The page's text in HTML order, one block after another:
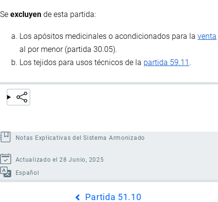
Se excluyen de esta partida:
Los apósitos medicinales o acondicionados para la venta
al por menor (partida 30.05).
Los tejidos para usos técnicos de la partida 59.11 .
Notas Explicativas del Sistema Armonizado
Actualizado el 28 Junio, 2025
Español
Partida 51.10